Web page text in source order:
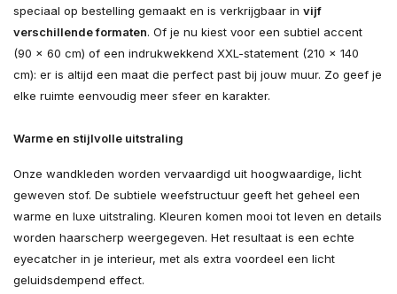
speciaal op bestelling gemaakt en is verkrijgbaar in vijf
verschillende formaten. Of je nu kiest voor een subtiel accent
(90 × 60 cm) of een indrukwekkend XXL-statement (210 × 140
cm): er is altijd een maat die perfect past bij jouw muur. Zo geef je
elke ruimte eenvoudig meer sfeer en karakter.
Warme en stijlvolle uitstraling
Onze wandkleden worden vervaardigd uit hoogwaardige, licht
geweven stof. De subtiele weefstructuur geeft het geheel een
warme en luxe uitstraling. Kleuren komen mooi tot leven en details
worden haarscherp weergegeven. Het resultaat is een echte
eyecatcher in je interieur, met als extra voordeel een licht
geluidsdempend effect.